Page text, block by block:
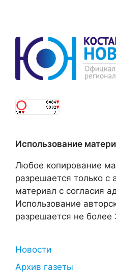
Использование
Любое копирование
разрешается только с
материал с согласия
Использование
разрешается не более
Новости
Архив газеты